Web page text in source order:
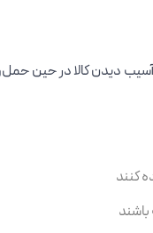
آسیب دیدن کالا در حین
کنند